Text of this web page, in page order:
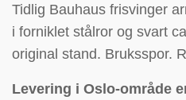
Tidlig Bauhaus frisvinger
i forniklet stålror og svart
original stand. Bruksspor. R
Levering i Oslo-område